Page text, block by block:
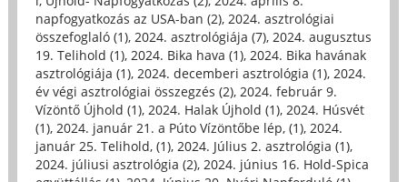
napfogyatkozás az USA-ban (2), 2024. asztrológiai
összefoglaló (1), 2024. asztrológiája (7), 2024. augusztus
19. Telihold (1), 2024. Bika hava (1), 2024. Bika havának
asztrológiája (1), 2024. decemberi asztrológia (1), 2024.
év végi asztrológiai összegzés (2), 2024. február 9.
Vízöntő Újhold (1), 2024. Halak Újhold (1), 2024. Húsvét
(1), 2024. január 21. a Púto Vízöntőbe lép, (1), 2024.
január 25. Telihold, (1), 2024. Július 2. asztrológia (1),
2024. júliusi asztrológia (2), 2024. június 16. Hold-Spica